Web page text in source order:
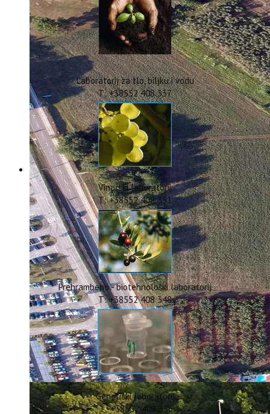
IstraECOinclusive
Izdavačka djelatnost
Izbor u znanstvena zvanja
Dokumenti
Statut
Strategija
CIP
Pravo na pristup informacijama
Zaštita osobnih podataka
Godišnji izvještaj
Javna nabava
Natječaji za radna mjesta
Zakonodavni okvir
Akti Instituta
Linkovi
Kontakt
webmail
Popularizacija znanosti
ERASMUS+
HyPro4ST
DIGIAGRI
GreenTea
CIRCOLIVE
Laboratorij za tlo, biljku i vodu
T: +38552 408 337
Vinarski laboratorij
T: +38552 408 331
Prehrambeno - biotehnološki laboratorij
T: +38552 408 348
Genetički laboratorij
T: +38552 408 336